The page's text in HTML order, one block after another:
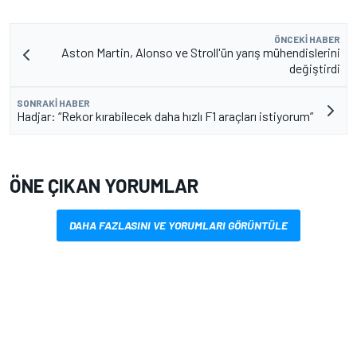
ÖNCEKI HABER
Aston Martin, Alonso ve Stroll'ün yarış mühendislerini
değiştirdi
SONRAKI HABER
Hadjar: “Rekor kırabilecek daha hızlı F1 araçları istiyorum”
ÖNE ÇIKAN YORUMLAR
DAHA FAZLASINI VE YORUMLARI GÖRÜNTÜLE